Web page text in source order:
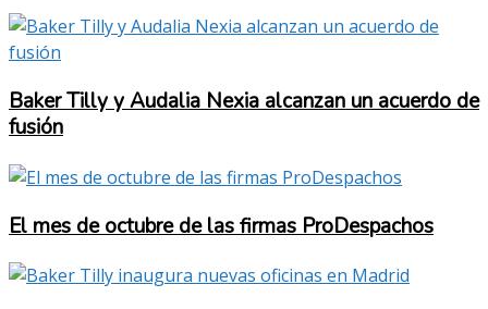
Baker Tilly y Audalia Nexia alcanzan un acuerdo de
fusión
El mes de octubre de las firmas ProDespachos